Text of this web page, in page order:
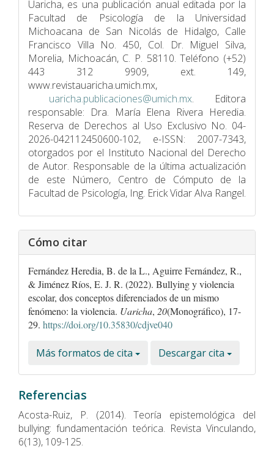
Uaricha, es una publicación anual editada por la
Facultad de Psicologí­a de la Universidad
Michoacana de San Nicolás de Hidalgo, Calle
Francisco Villa No. 450, Col. Dr. Miguel Silva,
Morelia, Michoacán, C. P. 58110. Teléfono (+52)
443 312 9909, ext. 149,
www.revistauaricha.umich.mx,
uaricha.publicaciones@umich.mx. Editora
responsable: Dra. María Elena Rivera Heredia.
Reserva de Derechos al Uso Exclusivo No. 04-
2026-042112450600-102, e-ISSN: 2007-7343,
otorgados por el Instituto Nacional del Derecho
de Autor. Responsable de la última actualización
de este Número, Centro de Cómputo de la
Facultad de Psicologí­a, Ing. Erick Vidar Alva Rangel.
Cómo citar
Fernández Heredia, B. de la L., Aguirre Fernández, R.,
& Jiménez Ríos, E. J. R. (2022). Bullying y violencia
escolar, dos conceptos diferenciados de un mismo
fenómeno: la violencia. Uaricha, 20(Monográfico), 17-
29. https://doi.org/10.35830/cdjve040
Más formatos de cita Descargar cita
Referencias
Acosta-Ruiz, P. (2014). Teoría epistemológica del
bullying: fundamentación teórica. Revista Vinculando,
6(13), 109-125.